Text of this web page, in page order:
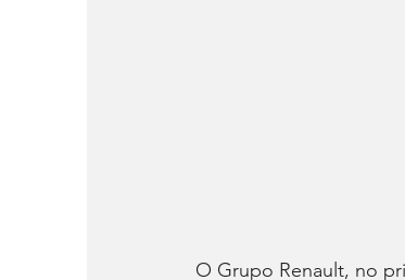
O Grupo Renault, no